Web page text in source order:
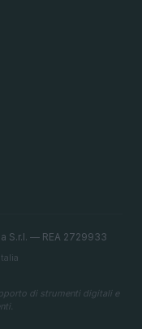
S.r.l. — REA 2729933
di strumenti digitali e